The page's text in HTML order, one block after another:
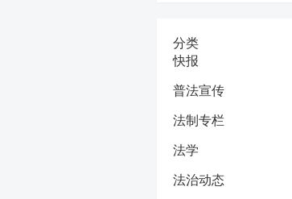
分类
快报
普法宣传
法制专栏
法学
法治动态